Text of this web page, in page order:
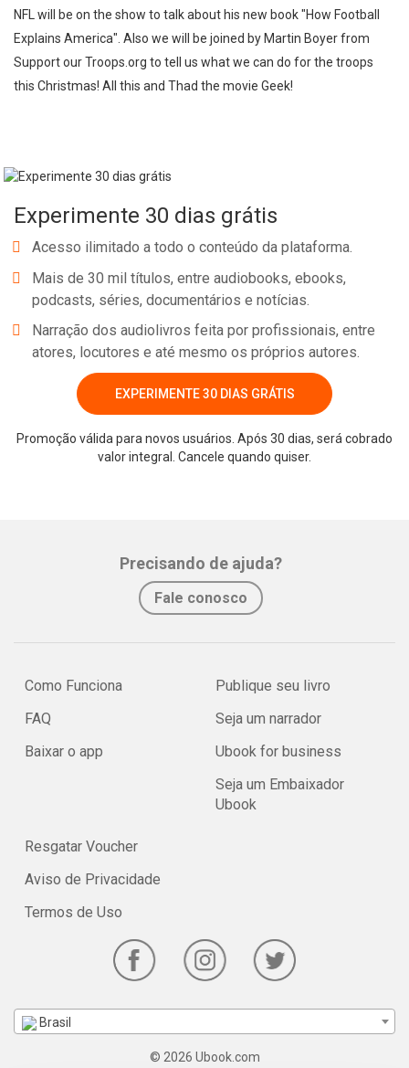
NFL will be on the show to talk about his new book "How Football
Explains America". Also we will be joined by Martin Boyer from
Support our Troops.org to tell us what we can do for the troops
this Christmas! All this and Thad the movie Geek!
Experimente 30 dias grátis
Acesso ilimitado a todo o conteúdo da plataforma.
Mais de 30 mil títulos, entre audiobooks, ebooks,
podcasts, séries, documentários e notícias.
Narração dos audiolivros feita por profissionais, entre
atores, locutores e até mesmo os próprios autores.
EXPERIMENTE 30 DIAS GRÁTIS
Promoção válida para novos usuários. Após 30 dias, será cobrado
valor integral. Cancele quando quiser.
Precisando de ajuda?
Fale conosco
Como Funciona
FAQ
Baixar o app
Publique seu livro
Seja um narrador
Ubook for business
Seja um Embaixador
Ubook
Resgatar Voucher
Aviso de Privacidade
Termos de Uso
Brasil
© 2026 Ubook.com